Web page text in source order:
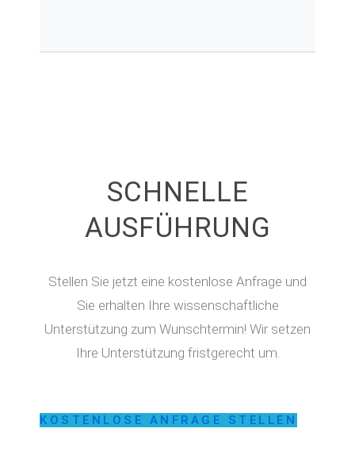
SCHNELLE
AUSFÜHRUNG
Stellen Sie jetzt eine kostenlose Anfrage und
Sie erhalten Ihre wissenschaftliche
Unterstützung zum Wunschtermin! Wir setzen
Ihre Unterstützung fristgerecht um.
KOSTENLOSE ANFRAGE STELLEN